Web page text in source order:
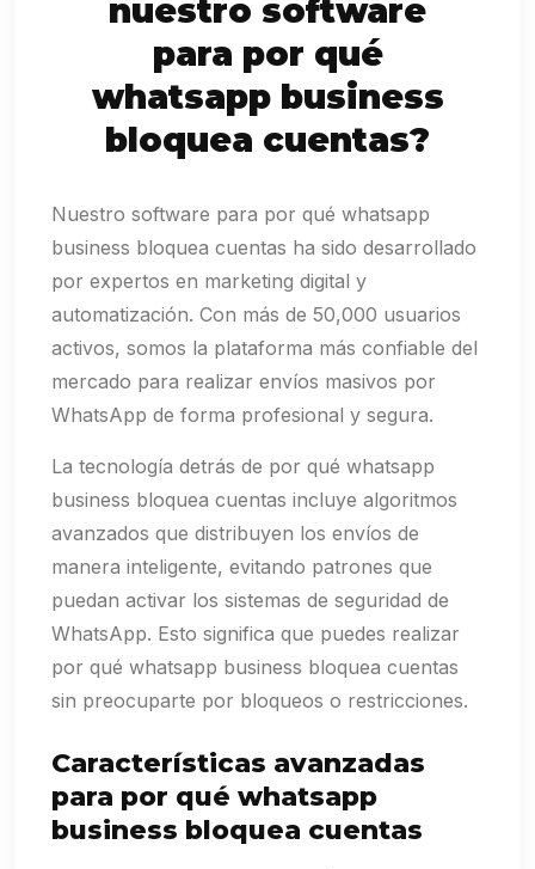
nuestro software
para por qué
whatsapp business
bloquea cuentas?
Nuestro software para por qué whatsapp
business bloquea cuentas ha sido desarrollado
por expertos en marketing digital y
automatización. Con más de 50,000 usuarios
activos, somos la plataforma más confiable del
mercado para realizar envíos masivos por
WhatsApp de forma profesional y segura.
La tecnología detrás de por qué whatsapp
business bloquea cuentas incluye algoritmos
avanzados que distribuyen los envíos de
manera inteligente, evitando patrones que
puedan activar los sistemas de seguridad de
WhatsApp. Esto significa que puedes realizar
por qué whatsapp business bloquea cuentas
sin preocuparte por bloqueos o restricciones.
Características avanzadas
para por qué whatsapp
business bloquea cuentas